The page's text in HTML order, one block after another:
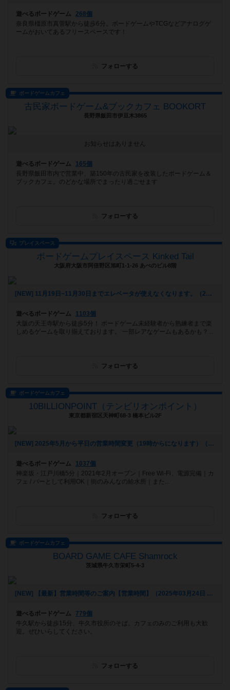
遊べるボードゲーム
268個
奈良県橿原市真菅駅から徒歩6分。ボードゲームやTCGなどアナログゲ
ームがおいてあるフリースペースです！
フォローする
ボードゲームカフェ
古民家ボードゲーム&ブックカフェ BOOKORT
長野県飯田市伊豆木3865
お知らせはありません
遊べるボードゲーム
165個
長野県飯田市内で営業中、築150年の古民家を改装したボードゲーム＆
ブックカフェ。のどかな場所でまったり過ごせます
フォローする
プレイスペース
ボードゲームプレイスペース Kinked Tail
大阪府大阪市阿倍野区旭町1-1-26 あべのビル8階
[NEW] 11月19日~11月30日までエレベータが使えなくなります。（2025年10月20日 16時13分）
遊べるボードゲーム
1103個
大阪の天王寺駅から徒歩5分！ ボードゲーム未経験者から熟練者まで楽
しめるゲームを取り揃えております。 一部レアなゲームもあるかも？...
フォローする
ボードゲームカフェ
10BILLIONPOINT（テンビリオンポイント）
東京都新宿区天神町68-3 橋本ビル2F
[NEW] 2025年5月から平日の営業時間変更（19時からになります）（2025年06月20日 16時25分）
遊べるボードゲーム
1037個
神楽坂・江戸川橋5分｜2021年2月オープン｜Free Wi-Fi、電源完備｜カ
フェ / バーとして利用OK｜街のみんなの給水所｜また...
フォローする
ボードゲームカフェ
BOARD GAME CAFE Shamrock
茨城県牛久市栄町5-4-3
[NEW] 【最新】営業時間等のご案内【営業時間】（2025年03月24日 13時02分）
遊べるボードゲーム
779個
牛久駅から徒歩15分、牛久市役所のそば。カフェのみのご利用も大歓
迎。ぜひいらしてください。
フォローする